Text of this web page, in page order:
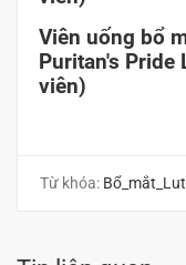
Viên uống bổ
Puritan's Pride
viên)
Từ khóa: